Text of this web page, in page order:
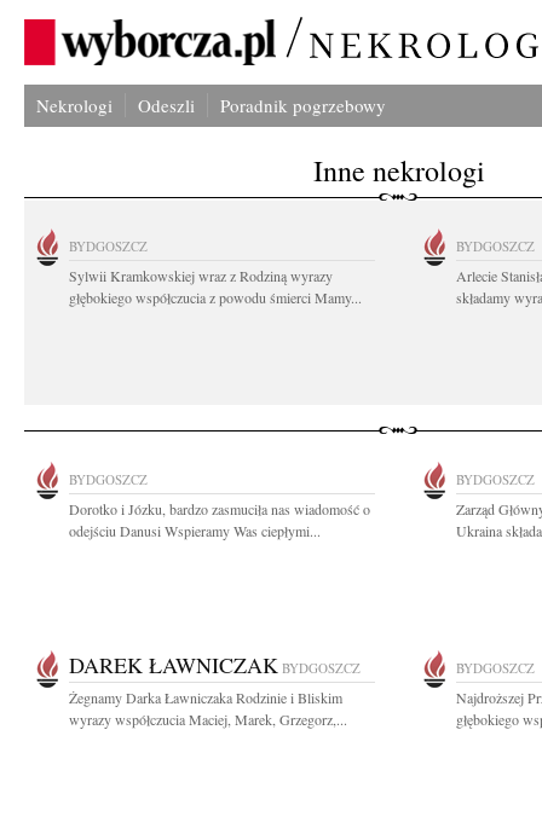
Nekrologi Odeszli Poradnik pogrzebowy
Inne nekrologi
BYDGOSZCZ
Sylwii Kramkowskiej wraz z Rodziną wyrazy
głębokiego współczucia z powodu śmierci Mamy...
BYDGOSZCZ
Arlecie
składamy
BYDGOSZCZ
Dorotko i Józku, bardzo zasmuciła nas wiadomość o
odejściu Danusi Wspieramy Was ciepłymi...
BYDGOSZCZ
Zarząd
Ukraina
DAREK ŁAWNICZAK BYDGOSZCZ
Żegnamy Darka Ławniczaka Rodzinie i Bliskim
wyrazy współczucia Maciej, Marek, Grzegorz,...
BYDGOSZCZ
Najdroższej
głębokiego